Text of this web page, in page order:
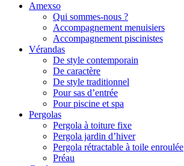
Amexso
Qui sommes-nous ?
Accompagnement menuisiers
Accompagnement piscinistes
Vérandas
De style contemporain
De caractère
De style traditionnel
Pour sas d’entrée
Pour piscine et spa
Pergolas
Pergola à toiture fixe
Pergola jardin d’hiver
Pergola rétractable à toile enroulée
Préau